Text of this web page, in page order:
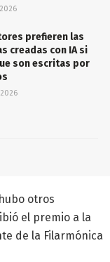
prefieren las
creadas con IA si
son escritas por
otros
el premio a la
de la Filarmónica